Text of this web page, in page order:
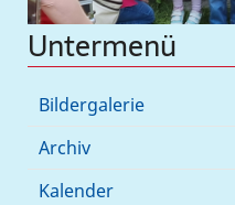
Untermenü
Bildergalerie
Archiv
Kalender